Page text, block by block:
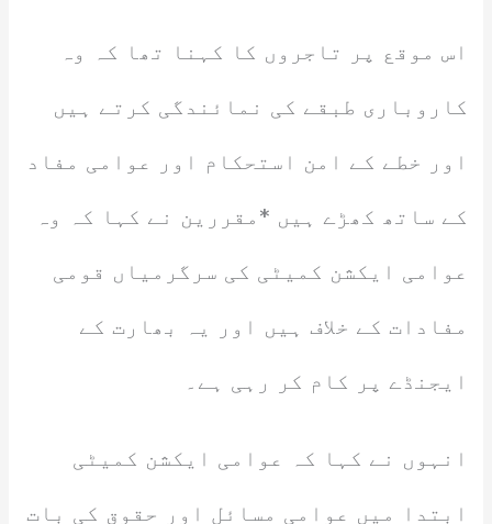
اس موقع پر تاجروں کا کہنا تھا کہ وہ
کاروباری طبقے کی نمائندگی کرتے ہیں
اور خطے کے امن استحکام اور عوامی مفاد
کے ساتھ کھڑے ہیں *مقررین نے کہا کہ وہ
عوامی ایکشن کمیٹی کی سرگرمیاں قومی
مفادات کے خلاف ہیں اور یہ بھارت کے
ایجنڈے پر کام کر رہی ہے۔
انہوں نے کہا کہ عوامی ایکشن کمیٹی
ابتدا میں عوامی مسائل اور حقوق کی بات